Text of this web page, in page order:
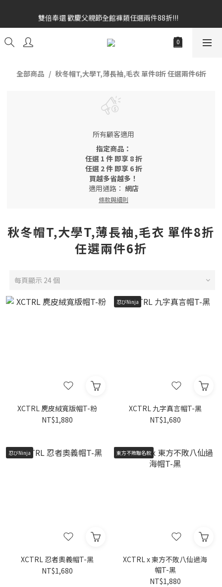
雙倍奉還 歡慶父親節全館褲類任選兩件88折!!!
雙倍奉還 歡慶父親節全館褲類任選兩件88折!!!
全館消費滿額$1680贈3D好野貓公仔(絲綢鐵黑) 滿額$2499贈達摩
金幣 送完為止!  滿$3000再贈現金卷$300元
雙倍奉還 歡慶父親節全館褲類任選兩件88折!!!
全部商品 秋冬帽T,大學T,薄長袖,毛衣 單件8折 任選兩件6折
所有顧客適用
指定商品：
任選 1 件 即享 8 折
任選 2 件 即享 6 折
買越多省越多！
適用通路： 網店
條款與細則
秋冬帽T,大學T,薄長袖,毛衣 單件8折
任選兩件6折
每頁顯示 24 個
XCTRL 麂皮絨寬版帽T-粉
NT$1,880
忍びNinja
XCTRL 九字真言帽T-黑
NT$1,680
忍びNinja
XCTRL 忍者奧義帽T-黑
NT$1,680
東方不敗聯名款
XCTRL x 東方不敗八仙過海
帽T-黑
NT$1,880